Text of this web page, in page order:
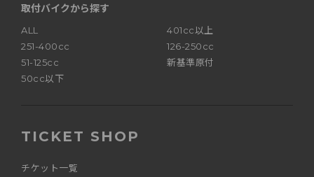
取付バイクから探す
ALL
401cc以上
251-400cc
126-250cc
51-125cc
新基準原付
50cc以下
TICKET SHOP
チケット一覧